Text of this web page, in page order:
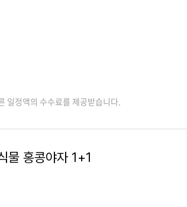
일정액의 수수료를 제공받습니다.
물 홍콩야자 1+1